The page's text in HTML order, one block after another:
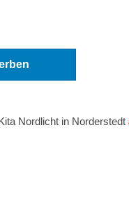
Nordlicht in Norderstedt